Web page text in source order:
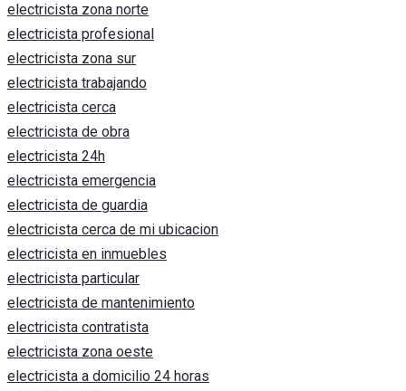
electricista zona norte
electricista profesional
electricista zona sur
electricista trabajando
electricista cerca
electricista de obra
electricista 24h
electricista emergencia
electricista de guardia
electricista cerca de mi ubicacion
electricista en inmuebles
electricista particular
electricista de mantenimiento
electricista contratista
electricista zona oeste
electricista a domicilio 24 horas